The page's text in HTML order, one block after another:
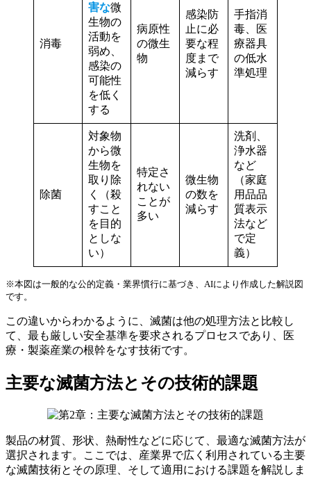
消毒
害な微
生物の
活動を
弱め、
感染の
可能性
を低く
する
病原性
の微生
物
感染防
止に必
要な程
度まで
減らす
手指消
毒、医
療器具
の低水
準処理
除菌
対象物
から微
生物を
取り除
く（殺
すこと
を目的
としな
い）
特定さ
れない
ことが
多い
微生物
の数を
減らす
洗剤、
浄水器
など
（家庭
用品品
質表示
法など
で定
義）
※本図は一般的な公的定義・業界慣行に基づき、AIにより作成した解説図
です。
この違いからわかるように、滅菌は他の処理方法と比較し
て、最も厳しい安全基準を要求されるプロセスであり、医
療・製薬産業の根幹をなす技術です。
主要な滅菌方法とその技術的課題
製品の材質、形状、熱耐性などに応じて、最適な滅菌方法が
選択されます。ここでは、産業界で広く利用されている主要
な滅菌技術とその原理、そして適用における課題を解説しま